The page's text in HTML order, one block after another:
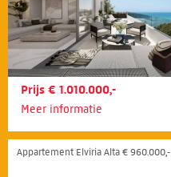
Prijs € 1.010.000,-
Meer informatie
Appartement Elviria Alta € 960.000,-